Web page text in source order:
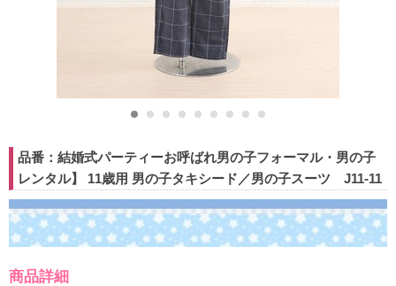
品番：結婚式パーティーお呼ばれ男の子フォーマル・男の子
レンタル】 11歳用 男の子タキシード／男の子スーツ J11-11
商品詳細